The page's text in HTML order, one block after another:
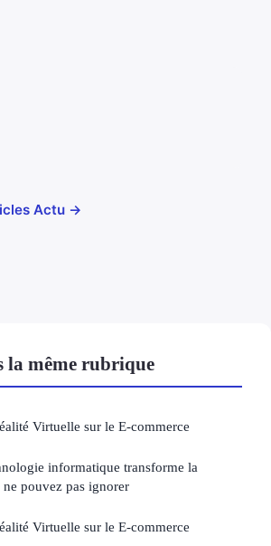
Actu →
même rubrique
Virtuelle sur le E-commerce
informatique transforme la
pouvez pas ignorer
Virtuelle sur le E-commerce